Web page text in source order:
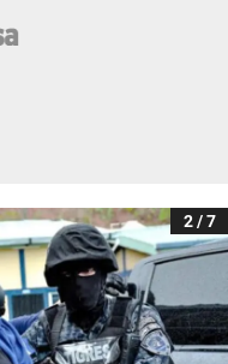
2 / 7